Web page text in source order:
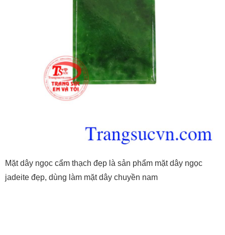
Mặt dây ngọc cẩm thạch đẹp là sản phẩm mặt dây ngọc
jadeite đẹp, dùng làm mặt dây chuyền nam